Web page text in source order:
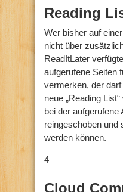
Reading
Wer bisher auf
nicht über
ReadItLater
aufgerufene Seiten
vermerken, der
neue „Reading
bei der aufgerufene
reingeschoben und
werden können.
4
Cloud